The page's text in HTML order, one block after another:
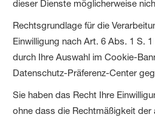
dieser Dienste möglicherweise
Rechtsgrundlage für die
Einwilligung nach Art. 6 Abs. 1 S.
durch Ihre Auswahl im Cookie-
Datenschutz-Präferenz-Center
Sie haben das Recht Ihre
ohne dass die Rechtmäßigkeit der